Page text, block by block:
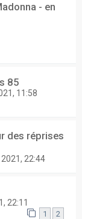
- en
85
11:58
des réprises
22:44
22:11
1 2